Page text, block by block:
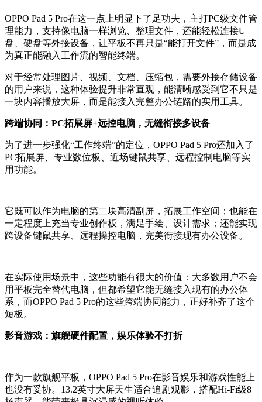
OPPO Pad 5 Pro在这一点上明显下了足功夫，主打PC级文件管
理能力，支持像电脑一样浏览、整理文件，还能轻松连接U
盘、硬盘等外接设备，让平板不再只是“能打开文件”，而是成
为真正能融入工作流的智能终端。
对于经常处理图片、视频、文档、压缩包，需要外接存储设备
的用户来说，这种体验提升非常直观，能清晰感受到它不只是
一块内容播放大屏，而是能接入完整办公链路的实用工具。
跨端协同：PC拓展屏+远控电脑，无缝衔接多设备
为了进一步强化“工作终端”的定位，OPPO Pad 5 Pro还加入了
PC拓展屏、专业数位板、近场键鼠共享、远程控制电脑等实
用功能。
它既可以作为电脑的第二块高清副屏，拓展工作空间；也能在
一定程度上充当专业创作板，满足手绘、设计需求；还能实现
跨设备键鼠共享、远程操控电脑，完美衔接现有办公设备。
在实际使用场景中，这些功能有很大的价值：大多数用户不会
用平板完全替代电脑，但都希望它能无缝接入现有的办公体
系，而OPPO Pad 5 Pro的这些跨端协同能力，正好补齐了这个
短板。
影音游戏：旗舰硬件配置，娱乐体验不打折
作为一款旗舰平板，OPPO Pad 5 Pro在影音娱乐和游戏性能上
也没有妥协。13.2英寸大屏天生适合追剧观影，搭配Hi-Fi级8